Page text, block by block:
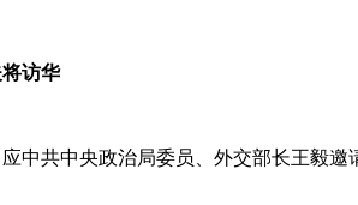
访华
中共中央政治局委员、外交部长王毅